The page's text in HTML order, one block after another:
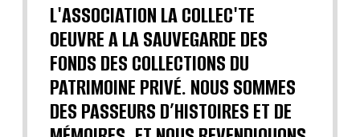
L'ASSOCIATION LA COLLEC'TE
OEUVRE A LA SAUVEGARDE DES
FONDS DES COLLECTIONS DU
PATRIMOINE PRIVÉ. NOUS SOMMES
DES PASSEURS D’HISTOIRES ET DE